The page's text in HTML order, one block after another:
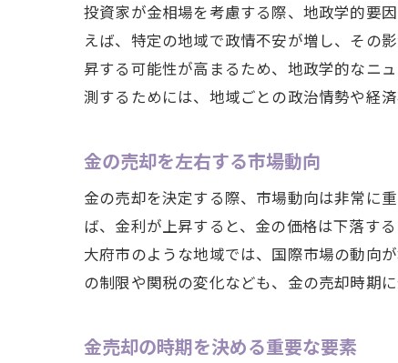
投資家が金相場を考慮する際、地政学的要
えば、特定の地域で政情不安が増し、その
昇する可能性が高まるため、地政学的なニ
測するためには、地域ごとの政治情勢や経
金の売却を左右する市場動向
金の売却を決定する際、市場動向は非常に
ば、金利が上昇すると、金の価格は下落す
大府市のような地域では、国際市場の動向
の制限や関税の変化なども、金の売却時期
金売却の時期を決める重要な要素